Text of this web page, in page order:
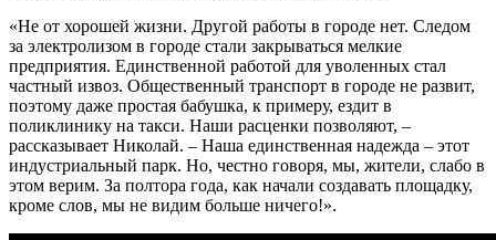
«Не от хорошей жизни. Другой работы в городе нет. Следом
за электролизом в городе стали закрываться мелкие
предприятия. Единственной работой для уволенных стал
частный извоз. Общественный транспорт в городе не развит,
поэтому даже простая бабушка, к примеру, ездит в
поликлинику на такси. Наши расценки позволяют, –
рассказывает Николай. – Наша единственная надежда – этот
индустриальный парк. Но, честно говоря, мы, жители, слабо в
этом верим. За полтора года, как начали создавать площадку,
кроме слов, мы не видим больше ничего!».